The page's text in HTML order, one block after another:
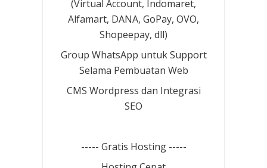
(Virtual Account, Indomaret,
Alfamart, DANA, GoPay, OVO,
Shopeepay, dll)
Group WhatsApp untuk Support
Selama Pembuatan Web
CMS Wordpress dan Integrasi
SEO
----- Gratis Hosting -----